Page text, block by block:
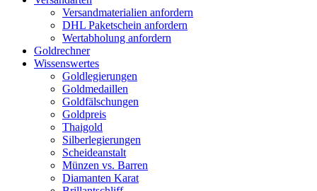
Versandmaterialien anfordern
DHL Paketschein anfordern
Wertabholung anfordern
Goldrechner
Wissenswertes
Goldlegierungen
Goldmedaillen
Goldfälschungen
Goldpreis
Thaigold
Silberlegierungen
Scheideanstalt
Münzen vs. Barren
Diamanten Karat